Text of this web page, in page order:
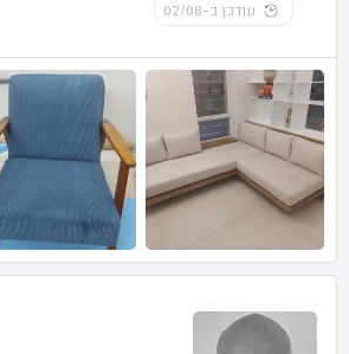
עודכן ב-02/08